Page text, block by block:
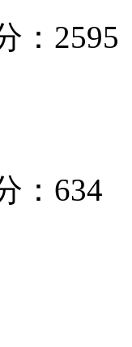
：2595
：634